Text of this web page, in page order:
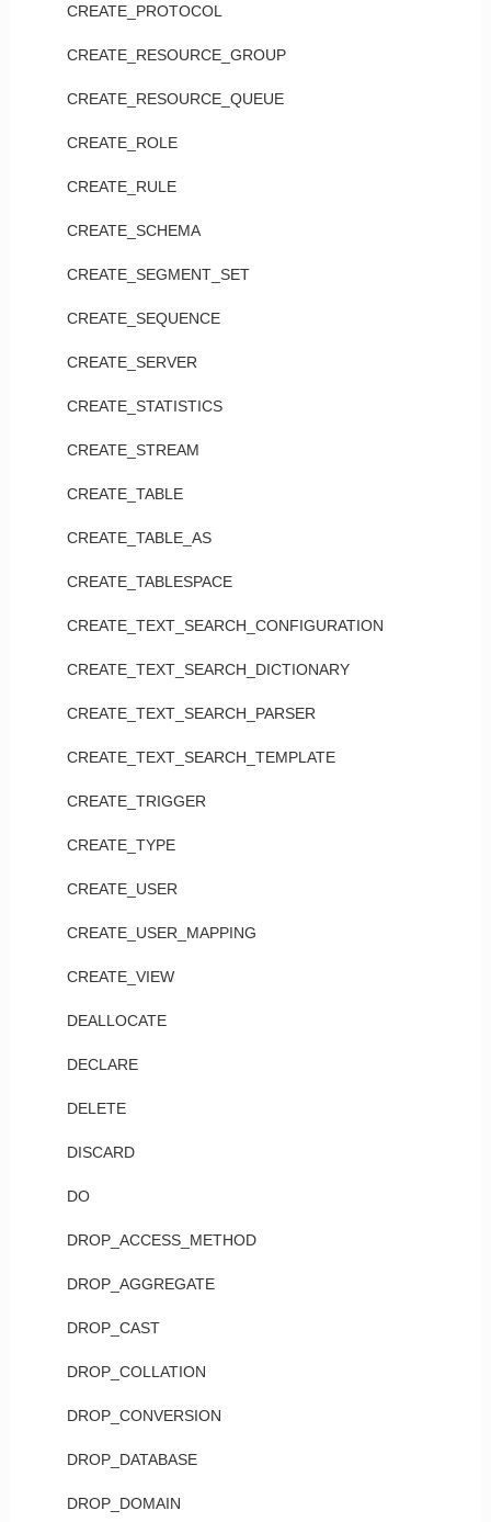
CREATE_PROTOCOL
CREATE_RESOURCE_GROUP
CREATE_RESOURCE_QUEUE
CREATE_ROLE
CREATE_RULE
CREATE_SCHEMA
CREATE_SEGMENT_SET
CREATE_SEQUENCE
CREATE_SERVER
CREATE_STATISTICS
CREATE_STREAM
CREATE_TABLE
CREATE_TABLE_AS
CREATE_TABLESPACE
CREATE_TEXT_SEARCH_CONFIGURATION
CREATE_TEXT_SEARCH_DICTIONARY
CREATE_TEXT_SEARCH_PARSER
CREATE_TEXT_SEARCH_TEMPLATE
CREATE_TRIGGER
CREATE_TYPE
CREATE_USER
CREATE_USER_MAPPING
CREATE_VIEW
DEALLOCATE
DECLARE
DELETE
DISCARD
DO
DROP_ACCESS_METHOD
DROP_AGGREGATE
DROP_CAST
DROP_COLLATION
DROP_CONVERSION
DROP_DATABASE
DROP_DOMAIN